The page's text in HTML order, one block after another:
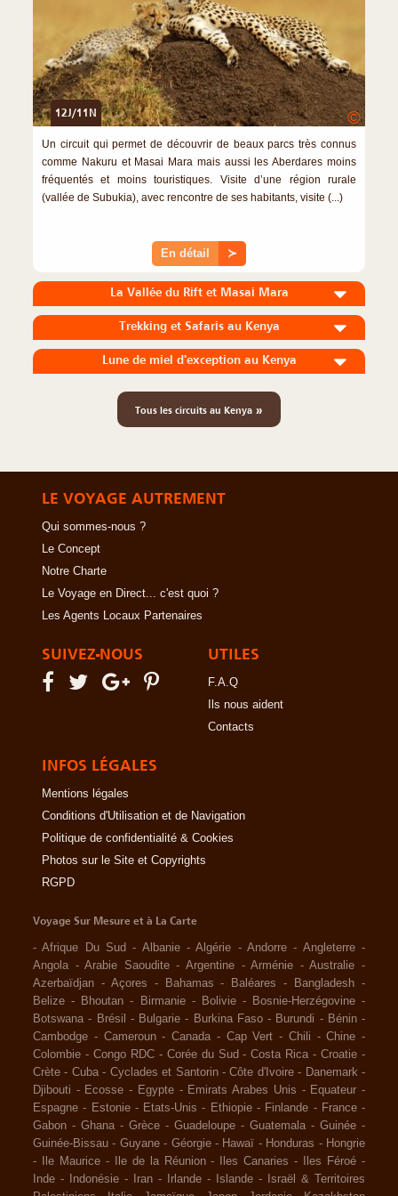
12J/11N ©
Un circuit qui permet de découvrir de beaux parcs très connus
comme Nakuru et Masai Mara mais aussi les Aberdares moins
fréquentés et moins touristiques. Visite d’une région rurale
(vallée de Subukia), avec rencontre de ses habitants, visite (...)
En détail ≻
La Vallée du Rift et Masai Mara
Trekking et Safaris au Kenya
Lune de miel d'exception au Kenya
Tous les circuits au Kenya »
LE VOYAGE AUTREMENT
Qui sommes-nous ?
Le Concept
Notre Charte
Le Voyage en Direct... c'est quoi ?
Les Agents Locaux Partenaires
SUIVEZ-NOUS UTILES
F.A.Q
Ils nous aident
Contacts
INFOS LÉGALES
Mentions légales
Conditions d'Utilisation et de Navigation
Politique de confidentialité & Cookies
Photos sur le Site et Copyrights
RGPD
Voyage Sur Mesure et à La Carte
-Afrique Du Sud - Albanie -Algérie -Andorre - Angleterre -
Angola -Arabie Saoudite -Argentine -Arménie -Australie -
Azerbaïdjan - Açores - Bahamas - Baléares - Bangladesh -
Belize - Bhoutan - Birmanie - Bolivie - Bosnie-Herzégovine -
Botswana - Brésil - Bulgarie - Burkina Faso - Burundi - Bénin -
Cambodge - Cameroun - Canada - Cap Vert - Chili -Chine -
Colombie - Congo RDC - Corée du Sud -Costa Rica -Croatie -
Crète - Cuba - Cyclades et Santorin -Côte d'Ivoire - Danemark -
Djibouti - Ecosse - Egypte - Emirats Arabes Unis - Equateur -
Espagne - Estonie - Etats-Unis - Ethiopie - Finlande - France -
Gabon - Ghana - Grèce - Guadeloupe - Guatemala - Guinée -
Guinée-Bissau - Guyane - Géorgie - Hawaï - Honduras - Hongrie
-
Ile Maurice - Ile de la Réunion - Iles Canaries - Iles Féroé -
Inde - Indonésie - Iran - Irlande - Islande -
Israël & Territoires